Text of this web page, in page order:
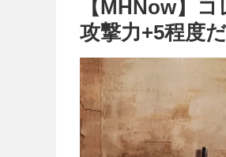
【MHNow】
攻撃力+5程度